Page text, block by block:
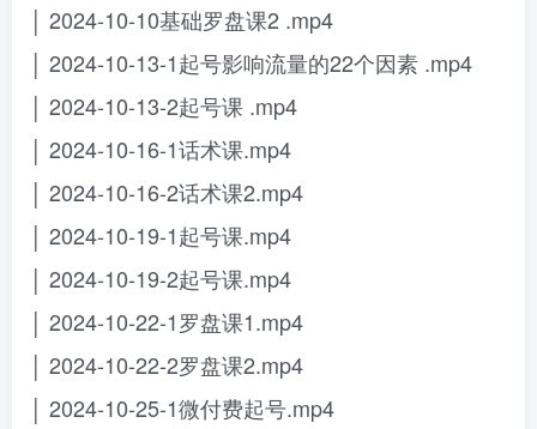
│ 2024-10-10基础罗盘课2 .mp4
│ 2024-10-13-1起号影响流量的22个因素 .mp4
│ 2024-10-13-2起号课 .mp4
│ 2024-10-16-1话术课.mp4
│ 2024-10-16-2话术课2.mp4
│ 2024-10-19-1起号课.mp4
│ 2024-10-19-2起号课.mp4
│ 2024-10-22-1罗盘课1.mp4
│ 2024-10-22-2罗盘课2.mp4
│ 2024-10-25-1微付费起号.mp4